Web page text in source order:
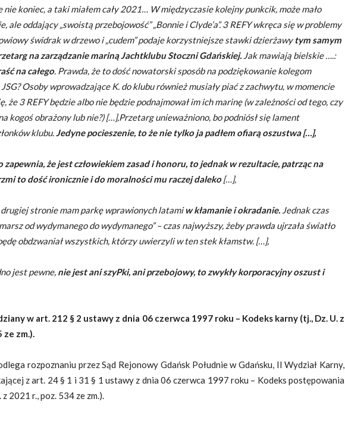
nie koniec, a taki miałem cały 2021… W międzyczasie kolejny punkcik, może mało
ale oddający „swoistą przebojowość” „Bonnie i Clyde’a”. 3 REFY wkręca się w problemy
świdrak w drzewo i „cudem” podaje korzystniejsze stawki dzierżawytym samym
na zarządzanie mariną Jachtklubu Stoczni Gdańskiej. Jak mawiają bielskie ….:
na całego. Prawda, że to dość nowatorski sposób na podziękowanie kolegom
Osoby wprowadzające K. do klubu również musiały piać z zachwytu, w momencie
że 3 REFY będzie albo nie będzie podnajmował im ich marinę (w zależności od tego, czy
kogoś obrażony lub nie?) […],Przetarg unieważniono, bo podniósł się lament
klubu.Jedyne pocieszenie, to że nie tylko ja padłem ofiarą oszustwa […],
zapewnia, że jest człowiekiem zasad i honoru, to jednak w rezultacie, patrząc na
to dość ironicznie i do moralności mu raczej daleko[…],
stronie mam parkę wprawionych latamiw kłamanie i okradanie. Jednak czas
od wydymanego do wydymanego” – czas najwyższy, żeby prawda ujrzała światło
obdzwaniał wszystkich, którzy uwierzyli w ten stek kłamstw. […],
jest pewne, nie jest ani szyPki, ani przebojowy, to zwykły korporacyjny oszust i
w art. 212 § 2 ustawy z dnia 06 czerwca 1997 roku – Kodeks karny (tj., Dz. U. z
ze zm.).
rozpoznaniu przez Sąd Rejonowy Gdańsk Południe w Gdańsku, II Wydział Karny,
z art. 24 § 1 i 31 § 1 ustawy z dnia 06 czerwca 1997 roku – Kodeks postępowania
2021 r., poz. 534 ze zm.).